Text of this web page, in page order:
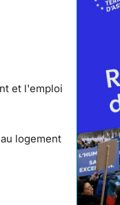
et l'emploi
logement